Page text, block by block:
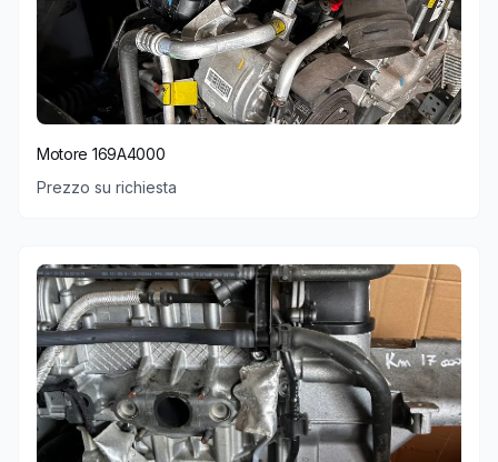
Motore 169A4000
Prezzo su richiesta